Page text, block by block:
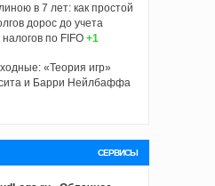
в 7 лет: как простой
дорос до учета
по FIFO +1
«Теория игр»
и Барри Нейлбаффа
СЕРВИСЫ